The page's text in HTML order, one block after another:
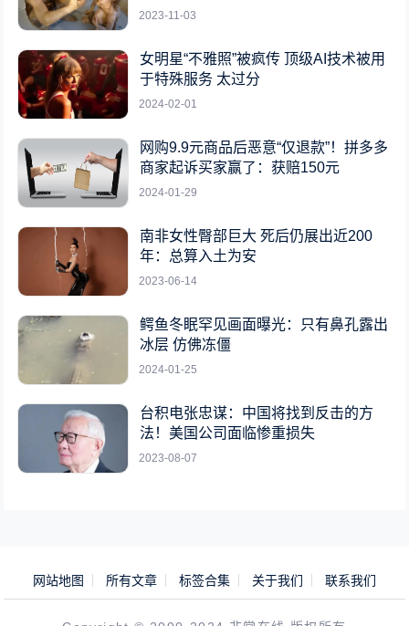
2023-11-03
女明星“不雅照”被疯传 顶级AI技术被用
于特殊服务 太过分
2024-02-01
网购9.9元商品后恶意“仅退款”！拼多多
商家起诉买家赢了：获赔150元
2024-01-29
南非女性臀部巨大 死后仍展出近200
年：总算入土为安
2023-06-14
鳄鱼冬眠罕见画面曝光：只有鼻孔露出
冰层 仿佛冻僵
2024-01-25
台积电张忠谋：中国将找到反击的方
法！美国公司面临惨重损失
2023-08-07
网站地图 所有文章 标签合集 关于我们 联系我们